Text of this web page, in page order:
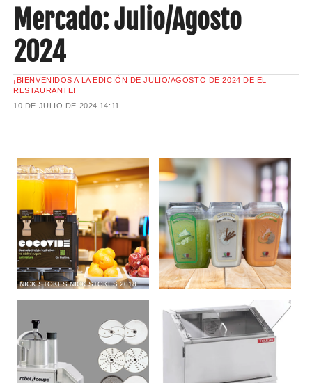
Español
Mercado: Julio/Agosto
2024
¡BIENVENIDOS A LA EDICIÓN DE JULIO/AGOSTO DE 2024 DE EL
RESTAURANTE!
10 DE JULIO DE 2024 14:11
NICK STOKES NICK STOKES 2018